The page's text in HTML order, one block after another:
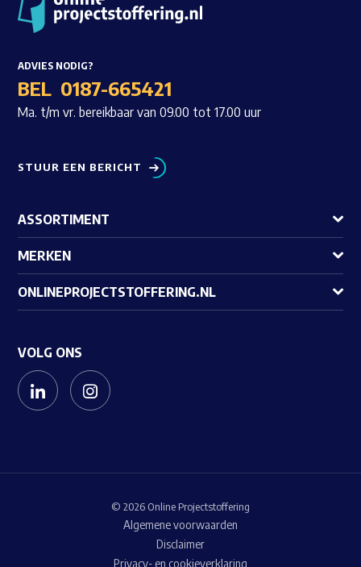
ADVIES NODIG?
BEL 0187-665421
Ma. t/m vr. bereikbaar van 09.00 tot 17.00 uur
STUUR EEN BERICHT
ASSORTIMENT
MERKEN
ONLINEPROJECTSTOFFERING.NL
VOLG ONS
© 2026 Online Projectstoffering
Algemene voorwaarden
Disclaimer
Privacy- en cookieverklaring